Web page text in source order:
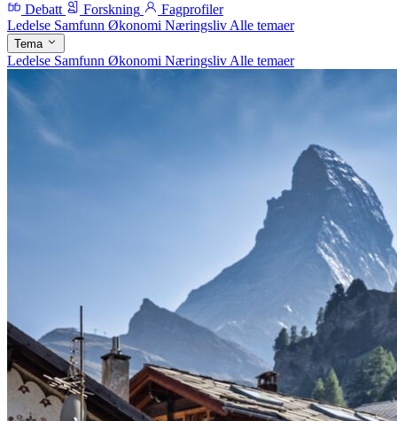
Debatt
Forskning
Fagprofiler
Ledelse Samfunn Økonomi Næringsliv Alle temaer
Tema
Ledelse Samfunn Økonomi Næringsliv Alle temaer